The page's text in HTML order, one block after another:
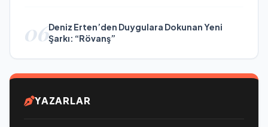
06Deniz Erten’den Duygulara Dokunan Yeni
Şarkı: “Rövanş”
YAZARLAR